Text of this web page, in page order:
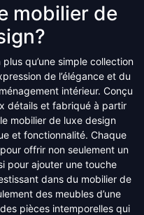
mobilier de
qu’une simple collection
de l’élégance et du
intérieur. Conçu
détails et fabriqué à partir
mobilier de luxe design
et fonctionnalité. Chaque
offrir non seulement un
pour ajouter une touche
dans du mobilier de
des meubles d’une
pièces intemporelles qui